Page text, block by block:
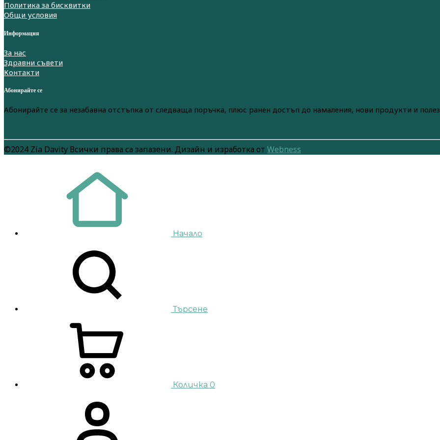
Политика за бисквитки
Общи условия
Информация
За нас
Здравни съвети
Контакти
Абонирайте се
Абонирайте се за незабавна отстъпка от следваща поръчка, плюс ранен достъп до намаления, нови продукти и
©2024 Zia Davity Всички права са запазени. Дизайн и изработка от Webness
Начало
Търсене
Количка 0